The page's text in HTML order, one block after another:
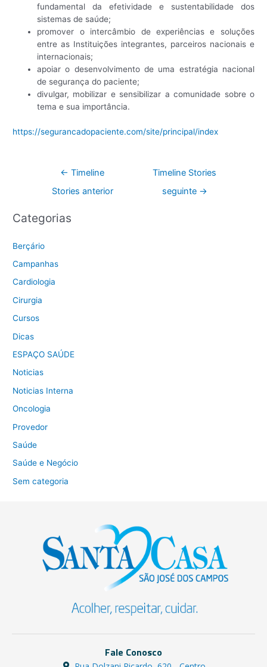
fundamental da efetividade e sustentabilidade dos
sistemas de saúde;
promover o intercâmbio de experiências e soluções
entre as Instituições integrantes, parceiros nacionais e
internacionais;
apoiar o desenvolvimento de uma estratégia nacional
de segurança do paciente;
divulgar, mobilizar e sensibilizar a comunidade sobre o
tema e sua importância.
https://segurancadopaciente.com/site/principal/index
← Timeline
Stories anterior
Timeline Stories
seguinte →
Categorias
Berçário
Campanhas
Cardiologia
Cirurgia
Cursos
Dicas
ESPAÇO SAÚDE
Noticias
Noticias Interna
Oncologia
Provedor
Saúde
Saúde e Negócio
Sem categoria
Fale Conosco